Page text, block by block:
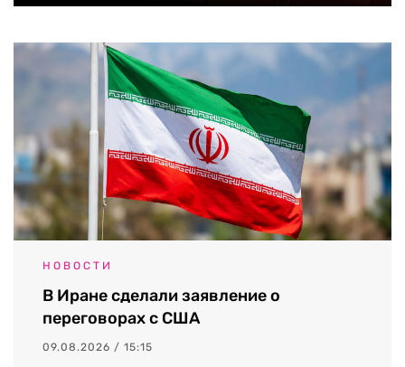
НОВОСТИ
В Иране сделали заявление о
переговорах с США
09.08.2026 / 15:15